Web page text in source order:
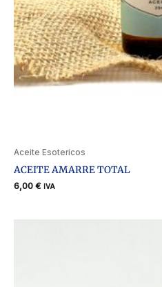
Aceite Esotericos
ACEITE AMARRE TOTAL
6,00 € IVA